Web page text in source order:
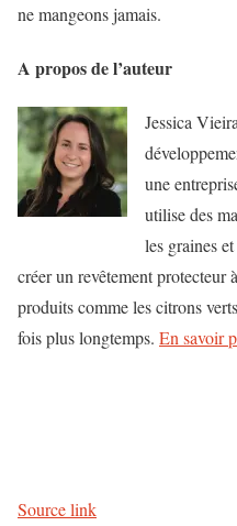
ne mangeons jamais.
A propos de l’auteur
Jessica
une
utilise des
les graines
créer un revêtement protecteur
produits comme les citrons
fois plus longtemps. En savoir
Source link